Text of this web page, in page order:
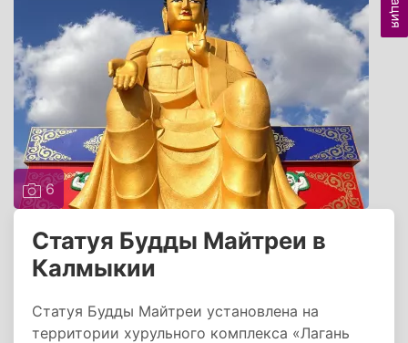
6
Статуя Будды Майтреи в
Калмыкии
Статуя Будды Майтреи установлена на
территории хурульного комплекса «Лагань